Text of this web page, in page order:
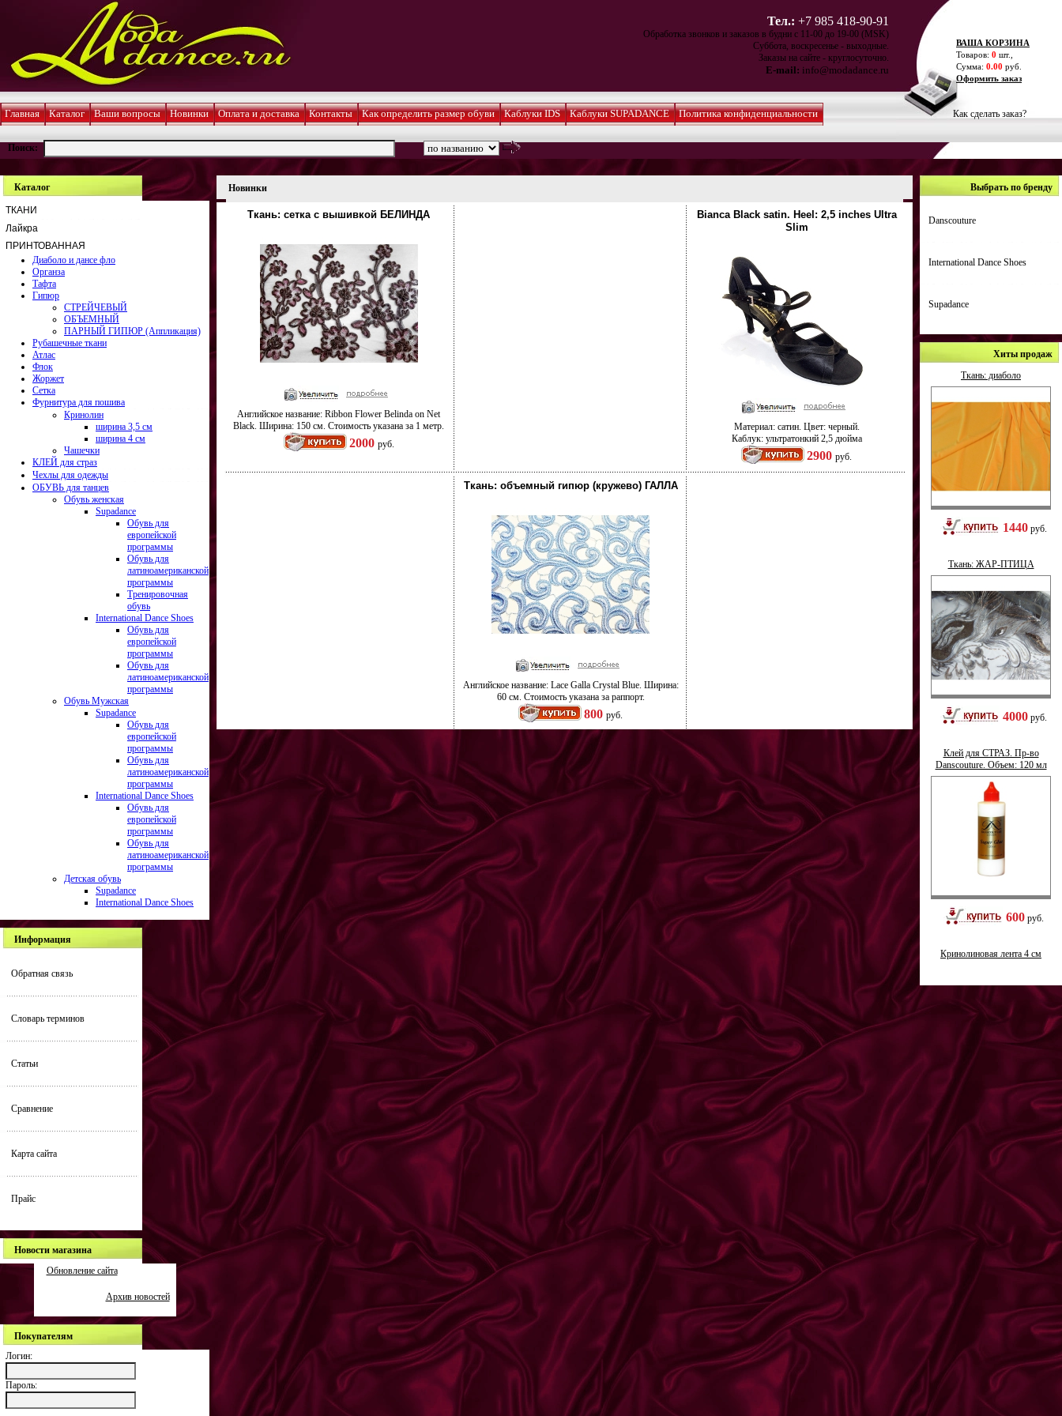
Тел.: +7 985 418-90-91
Обработка звонков и заказов в будни с 11-00 до 19-00 (MSK)
Суббота, воскресенье - выходные.
Заказы на сайте - круглосуточно.
E-mail: info@modadance.ru
Главная Каталог Ваши вопросы Новинки Оплата и доставка Контакты Как определить размер обуви Каблуки IDS Каблуки SUPADANCE Политика конфиденциальности
Поиск:
ВАША КОРЗИНА
Товаров: 0 шт.,
Сумма: 0.00 руб.
Оформить заказ
Как сделать заказ?
Каталог
ТКАНИ
Лайкра
ПРИНТОВАННАЯ
Диаболо и дансе фло
Органза
Тафта
Гипюр
СТРЕЙЧЕВЫЙ
ОБЪЕМНЫЙ
ПАРНЫЙ ГИПЮР (Аппликация)
Рубашечные ткани
Атлас
Флок
Жоржет
Сетка
Фурнитура для пошива
Кринолин
ширина 3,5 см
ширина 4 см
Чашечки
КЛЕЙ для страз
Чехлы для одежды
ОБУВЬ для танцев
Обувь женская
Supadance
Обувь для
европейской
программы
Обувь для
латиноамериканской
программы
Тренировочная
обувь
International Dance Shoes
Обувь для
европейской
программы
Обувь для
латиноамериканской
программы
Обувь Мужская
Supadance
Обувь для
европейской
программы
Обувь для
латиноамериканской
программы
International Dance Shoes
Обувь для
европейской
программы
Обувь для
латиноамериканской
программы
Детская обувь
Supadance
International Dance Shoes
Информация
Обратная связь
Словарь терминов
Статьи
Сравнение
Карта сайта
Прайс
Новости магазина
Обновление сайта
Архив новостей
Покупателям
Логин:
Пароль:
Новинки
Ткань: сетка с вышивкой БЕЛИНДА
Английское название: Ribbon Flower Belinda on Net
Black. Ширина: 150 см. Стоимость указана за 1 метр.
2000 руб.
Bianca Black satin. Heel: 2,5 inches Ultra
Slim
Материал: сатин. Цвет: черный.
Каблук: ультратонкий 2,5 дюйма
2900 руб.
Ткань: объемный гипюр (кружево) ГАЛЛА
Английское название: Lace Galla Crystal Blue. Ширина:
60 см. Стоимость указана за раппорт.
800 руб.
Выбрать по бренду
Danscouture
International Dance Shoes
Supadance
Хиты продаж
Ткань: диаболо
1440 руб.
Ткань: ЖАР-ПТИЦА
4000 руб.
Клей для СТРАЗ. Пр-во
Danscouture. Объем: 120 мл
600 руб.
Кринолиновая лента 4 см